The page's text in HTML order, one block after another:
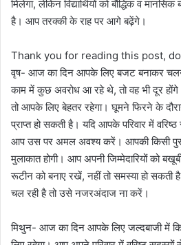
मिलेगा, लेकिन विद्यार्थियों को बौद्धिक व
है। आप तरक्की के राह पर आगे बढ़ेंगे।
Thank you for reading this post,
वृष- आज का दिन आपके लिए बजट बनाकर
काम में कुछ अवरोध आ रहे थे, तो वह भी दूर
तो आपके लिए बेहतर रहेगा। घूमने फिरने के
प्राप्त हो सकती है। यदि आपके परिवार में
आप उस पर अमल अवश्य करें। आपकी किसी
मुलाकात होगी। आप अपनी जिम्मेदारियों को
रूटीन को बनाए रखें, नहीं तो समस्या हो सकती
चल रही है तो उसे नजरअंदाज ना करें।
मिथुन- आज का दिन आपके लिए जल्दबाजी में